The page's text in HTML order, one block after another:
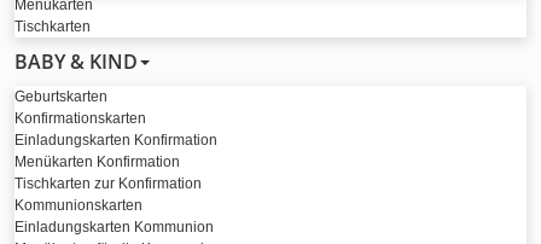
Menükarten
Tischkarten
BABY & KIND
Geburtskarten
Konfirmationskarten
Einladungskarten Konfirmation
Menükarten Konfirmation
Tischkarten zur Konfirmation
Kommunionskarten
Einladungskarten Kommunion